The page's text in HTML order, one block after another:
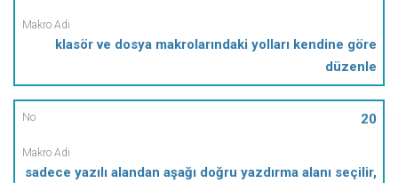
klasör ve dosya makrolarındaki yolları kendine göre
düzenle
20
sadece yazılı alandan aşağı doğru yazdırma alanı seçilir,